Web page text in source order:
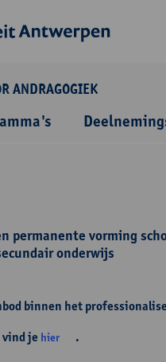
ANDRAGOGIEK
permanente vorming
onderwijs
binnen het
je hier .